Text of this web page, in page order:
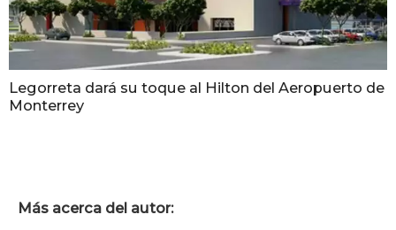
Legorreta dará su toque al Hilton del Aeropuerto de
Monterrey
Más acerca del autor: